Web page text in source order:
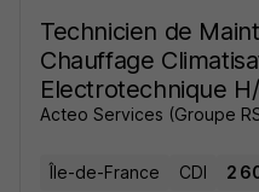
Technicien de
Chauffage
Electrotechnique
Acteo Services (Groupe
Île-de-France CDI 2